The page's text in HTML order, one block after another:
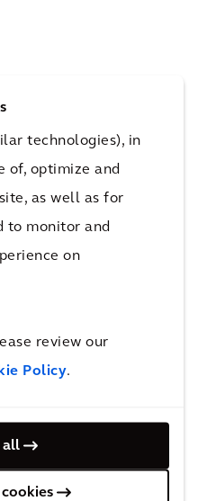
technologies), in
of, optimize and
as well as for
to monitor and
on
review our
Policy.
all
und unsere
unsere Kunden